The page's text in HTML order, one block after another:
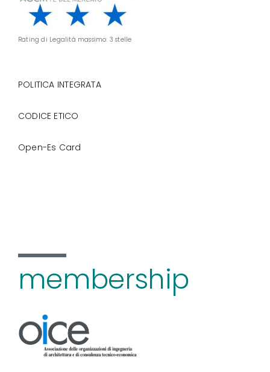
Rating di Legalità massimo: 3 stelle
POLITICA INTEGRATA
CODICE ETICO
Open-Es Card
membership